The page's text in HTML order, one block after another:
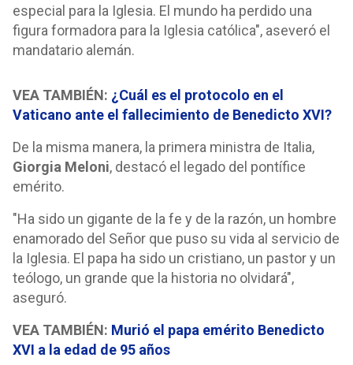
especial para la Iglesia. El mundo ha perdido una
figura formadora para la Iglesia católica", aseveró el
mandatario alemán.
VEA TAMBIÉN: ¿Cuál es el protocolo en el
Vaticano ante el fallecimiento de Benedicto XVI?
De la misma manera, la primera ministra de Italia,
Giorgia Meloni, destacó el legado del pontífice
emérito.
"Ha sido un gigante de la fe y de la razón, un hombre
enamorado del Señor que puso su vida al servicio de
la Iglesia. El papa ha sido un cristiano, un pastor y un
teólogo, un grande que la historia no olvidará",
aseguró.
VEA TAMBIÉN: Murió el papa emérito Benedicto
XVI a la edad de 95 años